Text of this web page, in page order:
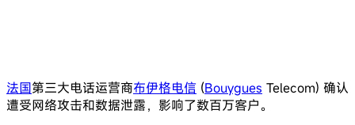
法国第三大电话运营商布伊格电信 (Bouygues Telecom) 确认
遭受网络攻击和数据泄露，影响了数百万客户。